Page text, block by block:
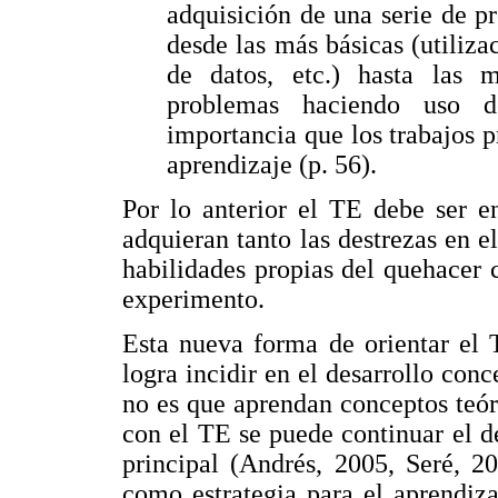
adquisición de una serie de
desde las más básicas
de datos, etc.) hasta las
problemas haciendo
importancia que los trabajos
aprendizaje (p. 56).
Por lo anterior el TE debe ser
adquieran tanto las destrezas en
habilidades propias del
experimento.
Esta nueva forma de orientar el
logra incidir en el desarrollo
no es que aprendan conceptos
con el TE se puede continuar el
principal (Andrés, 2005, Seré,